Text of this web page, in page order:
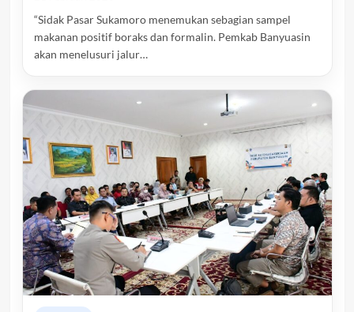
“Sidak Pasar Sukamoro menemukan sebagian sampel
makanan positif boraks dan formalin. Pemkab Banyuasin
akan menelusuri jalur…